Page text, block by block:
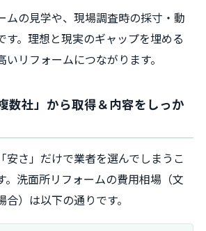
ムの見学や、現場調査時の採寸・動
す。理想と現実のギャップを埋める
リフォームにつながります。
数社」から取得＆内容をしっか
安さ」だけで業者を選んでしまうこ
。洗面所リフォームの費用相場（文
）は以下の通りです。